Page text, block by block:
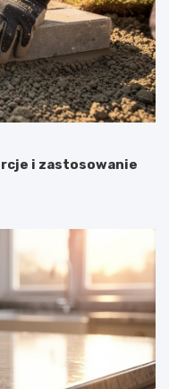
i zastosowanie